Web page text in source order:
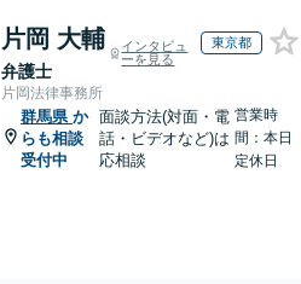
片岡 大輔
弁護士
インタビュ
ーを見る
東京都
片岡法律事務所
群馬県 か
らも相談
受付中
面談方法(対面・電
話・ビデオなど)は
応相談
営業時
間：本日
定休日